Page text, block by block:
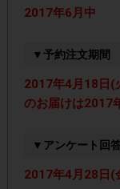
2017年6月中
▼予約注文期間
2017年4月18日
のお届けは2017
▼アンケート回
2017年4月28日(